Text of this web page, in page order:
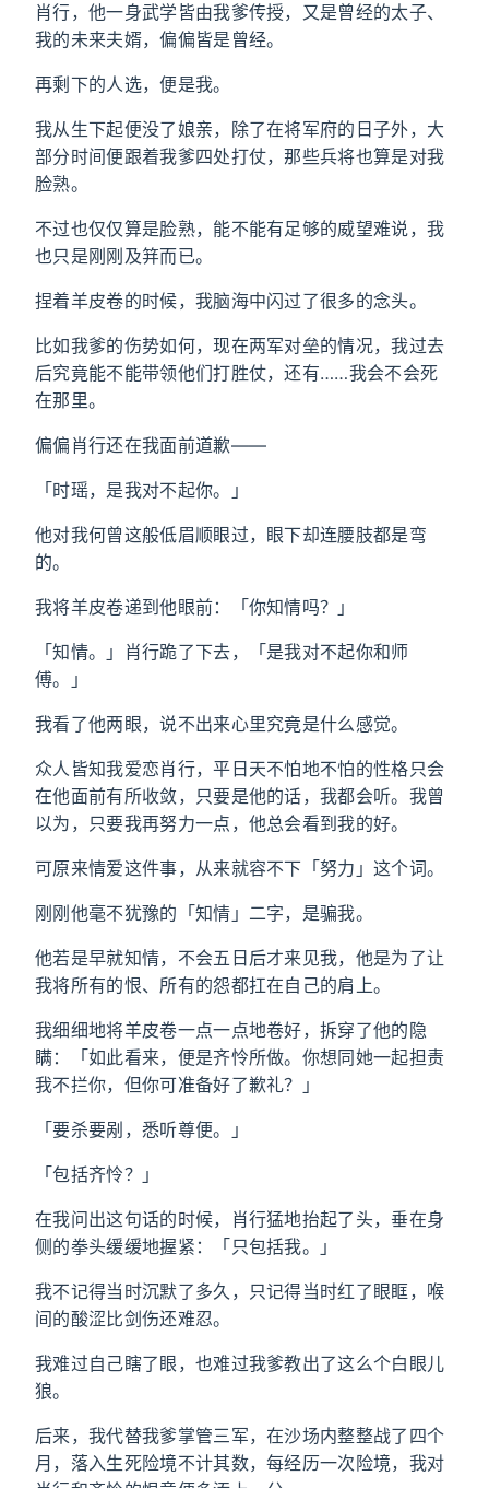
肖行，他一身武学皆由我爹传授，又是曾经的太子、
我的未来夫婿，偏偏皆是曾经。
再剩下的人选，便是我。
我从生下起便没了娘亲，除了在将军府的日子外，大
部分时间便跟着我爹四处打仗，那些兵将也算是对我
脸熟。
不过也仅仅算是脸熟，能不能有足够的威望难说，我
也只是刚刚及䈂而已。
捏着羊皮卷的时候，我脑海中闪过了很多的念头。
比如我爹的伤势如何，现在两军对垒的情况，我过去
后究竟能不能带领他们打胜仗，还有……我会不会死
在那里。
偏偏肖行还在我面前道歉——
「时瑶，是我对不起你。」
他对我何曾这般低眉顺眼过，眼下却连腰肢都是弯
的。
我将羊皮卷递到他眼前：「你知情吗？」
「知情。」肖行跪了下去，「是我对不起你和师
傅。」
我看了他两眼，说不出来心里究竟是什么感觉。
众人皆知我爱恋肖行，平日天不怕地不怕的性格只会
在他面前有所收敛，只要是他的话，我都会听。我曾
以为，只要我再努力一点，他总会看到我的好。
可原来情爱这件事，从来就容不下「努力」这个词。
刚刚他毫不犹豫的「知情」二字，是骗我。
他若是早就知情，不会五日后才来见我，他是为了让
我将所有的恨、所有的怨都扛在自己的肩上。
我细细地将羊皮卷一点一点地卷好，拆穿了他的隐
瞒：「如此看来，便是齐怜所做。你想同她一起担责
我不拦你，但你可准备好了歉礼？」
「要杀要剐，悉听尊便。」
「包括齐怜？」
在我问出这句话的时候，肖行猛地抬起了头，垂在身
侧的拳头缓缓地握紧：「只包括我。」
我不记得当时沉默了多久，只记得当时红了眼眶，喉
间的酸涩比剑伤还难忍。
我难过自己瞎了眼，也难过我爹教出了这么个白眼儿
狼。
后来，我代替我爹掌管三军，在沙场内整整战了四个
月，落入生死险境不计其数，每经历一次险境，我对